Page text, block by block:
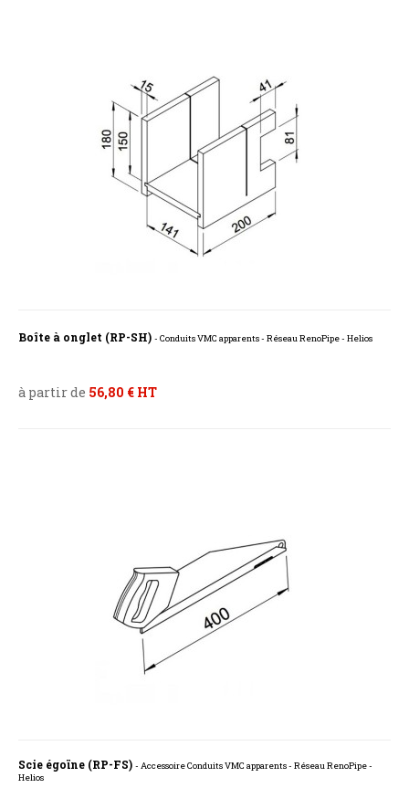
Boîte à onglet (RP-SH) - Conduits VMC apparents - Réseau RenoPipe - Helios
à partir de 56,80 € HT
Scie égoïne (RP-FS) - Accessoire Conduits VMC apparents - Réseau RenoPipe -
Helios